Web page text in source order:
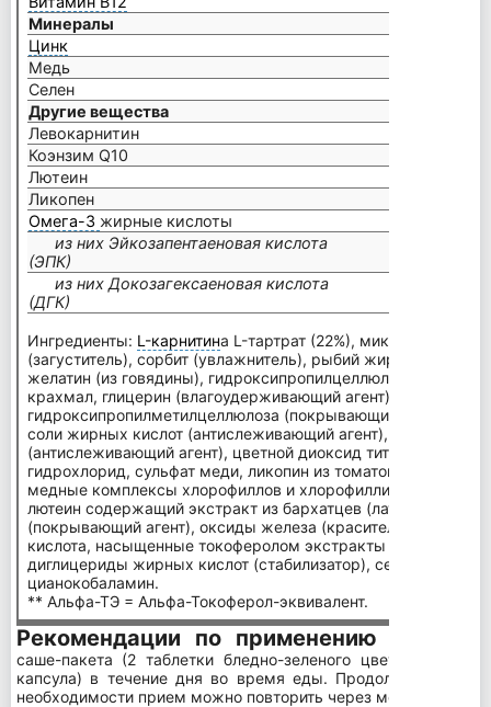
Минералы
Цинк
Медь
Селен
Другие вещества
Левокарнитин
Коэнзим Q10
Лютеин
Ликопен
Омега-3 жирные кислоты
из них Эйкозапентаеновая кислота
(ЭПК)
из них Докозагексаеновая кислота
(ДГК)
Ингредиенты: L-карнитина L-тартрат (22%),
(загуститель), сорбит (увлажнитель), рыбий жир (11%),
желатин (из говядины), гидроксипропилцеллюлоза
крахмал, глицерин (влагоудерживающий агент), D-альфа-
гидроксипропилметилцеллюлоза (покрывающий агент),
соли жирных кислот (антислеживающий агент), коэнзим
(антислеживающий агент), цветной диоксид титана
гидрохлорид, сульфат меди, ликопин из томатов (лат.
медные комплексы хлорофиллов и хлорофиллинов
лютеин содержащий экстракт из бархатцев (лат. Tagétes
(покрывающий агент), оксиды железа (краситель),
кислота, насыщенные токоферолом экстракты
диглицериды жирных кислот (стабилизатор), селенат
цианокобаламин.
** Альфа-ТЭ = Альфа-Токоферол-эквивалент.
Рекомендации по применению
саше-пакета (2 таблетки бледно-зеленого цвета, 1
капсула) в течение дня во время еды.
необходимости прием можно повторить через месяц.